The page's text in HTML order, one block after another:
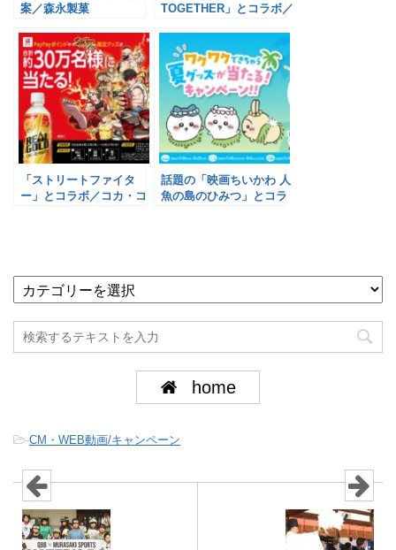
案／森永製菓
TOGETHER」とコラボ／
フード
「ストリートファイタ
ー」とコラボ／コカ・コ
話題の「映画ちいかわ 人
魚の島のひみつ」とコラ
home
-CM・WEB動画/キャンペーン